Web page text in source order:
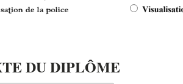
DU DIPLÔME